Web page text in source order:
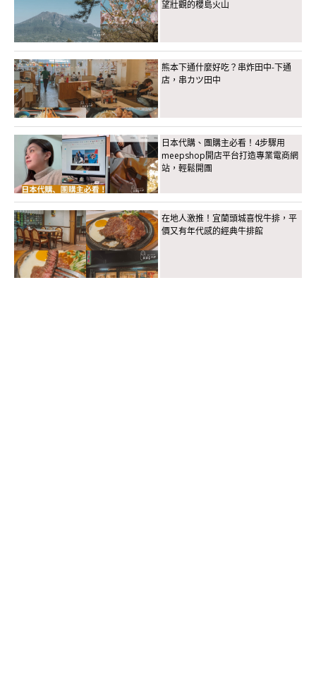
望壯觀的櫻島火山
熊本下通什麼好吃？串炸田中-下通
店，串カツ田中
日本代購、團購主必看！4步驟用
meepshop開店平台打造專業電商網
站，輕鬆開團
在地人激推！宜蘭頭城喜悅牛排，平
價又有年代感的經典牛排館